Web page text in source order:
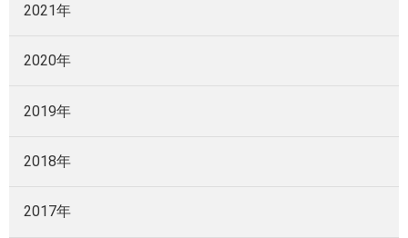
2021年
2020年
2019年
2018年
2017年